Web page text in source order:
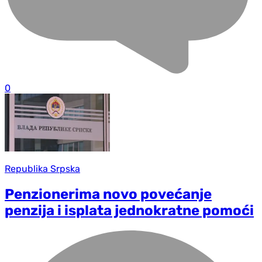
0
Republika Srpska
Penzionerima novo povećanje
penzija i isplata jednokratne pomoći